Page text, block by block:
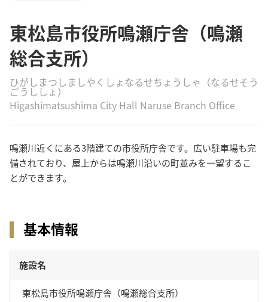
東松島市役所鳴瀬庁舎（鳴瀬
総合支所）
ひがしまつしましやくしょなるせちょうしゃ（なるせそう
ごうししょ）
Higashimatsushima City Hall Naruse Branch Office
鳴瀬川近くにある3階建ての市役所庁舎です。広い駐車場も完
備されており、屋上からは鳴瀬川沿いの町並みを一望するこ
とができます。
基本情報
施設名
東松島市役所鳴瀬庁舎（鳴瀬総合支所）